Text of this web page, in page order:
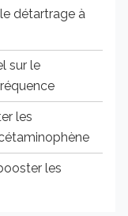
le détartrage à
sur le
les
les